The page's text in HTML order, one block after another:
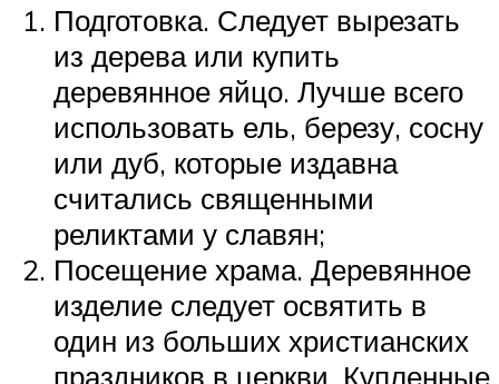
Подготовка. Следует вырезать
из дерева или купить
деревянное яйцо. Лучше всего
использовать ель, березу, сосну
или дуб, которые издавна
считались священными
реликтами у славян;
Посещение храма. Деревянное
изделие следует освятить в
один из больших христианских
праздников в церкви. Купленные